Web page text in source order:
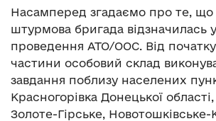
Насамперед згадаємо про те, що
штурмова бригада відзначилась
проведення АТО/ООС. Від
частини особовий склад
завдання поблизу населених
Красногорівка Донецької
Золоте-Гірське,